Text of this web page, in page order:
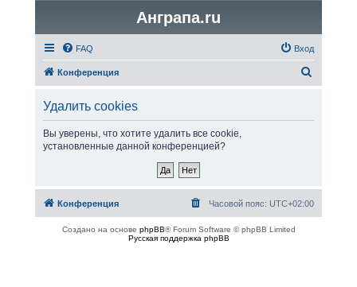
Анграпа.ru
FAQ Вход
Конференция
Удалить cookies
Вы уверены, что хотите удалить все cookie,
установленные данной конференцией?
Конференция Часовой пояс: UTC+02:00
Создано на основе phpBB® Forum Software © phpBB Limited
Русская поддержка phpBB